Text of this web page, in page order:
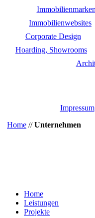
Immobilienmarken
Immobilienwebsites
Corporate Design
Hoarding, Showrooms
Impressum
Home //Unternehmen
Close
Menu
Home
Leistungen
Projekte